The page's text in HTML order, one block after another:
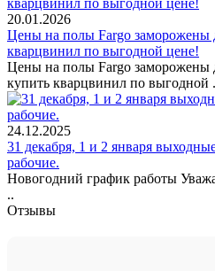
20.01.2026
Цены на полы Fargo заморожены
кварцвинил по выгодной цене!
Цены на полы Fargo заморожены
купить кварцвинил по выгодной
24.12.2025
31 декабря, 1 и 2 января
рабочие.
Новогодний график работы
..
Отзывы